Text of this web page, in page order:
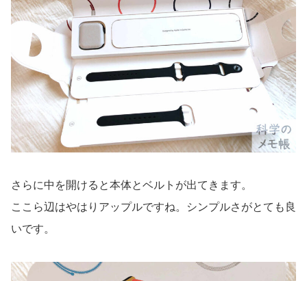
さらに中を開けると本体とベルトが出てきます。
ここら辺はやはりアップルですね。シンプルさがとても良
いです。